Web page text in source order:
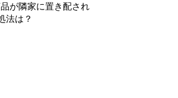
が隣家に置き配され
法は？